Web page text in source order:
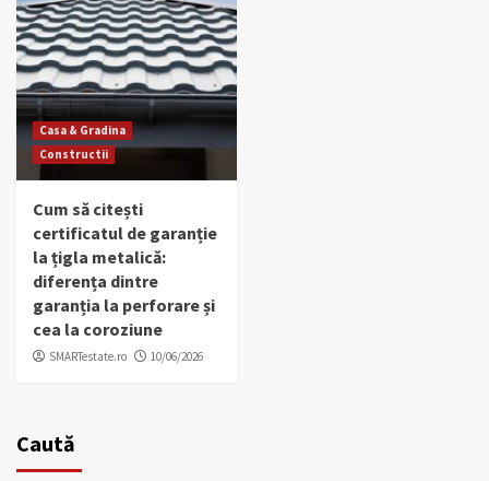
Casa & Gradina
Constructii
Cum să citești
certificatul de garanție
la țigla metalică:
diferența dintre
garanția la perforare și
cea la coroziune
SMARTestate.ro 10/06/2026
Caută